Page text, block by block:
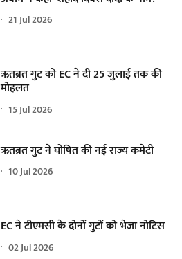
21 Jul 2026
ऋतब्रत गुट को EC ने दी 25 जुलाई तक की
मोहलत
15 Jul 2026
ऋतब्रत गुट ने घोषित की नई राज्य कमेटी
10 Jul 2026
EC ने टीएमसी के दोनों गुटों को भेजा नोटिस
02 Jul 2026